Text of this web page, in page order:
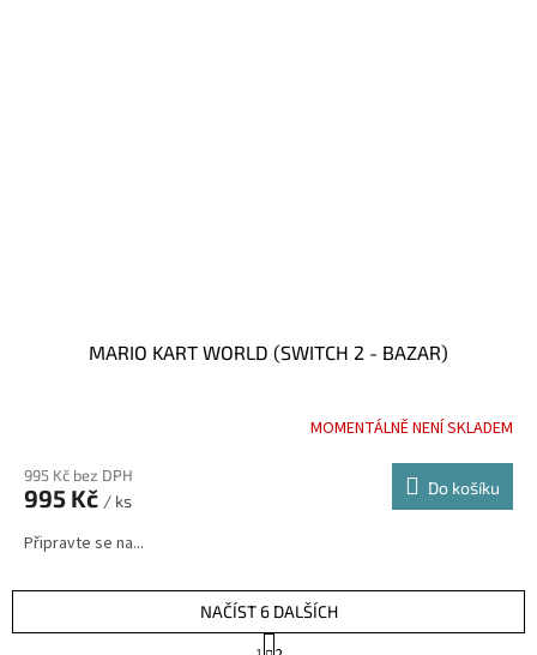
MARIO KART WORLD (SWITCH 2 - BAZAR)
MOMENTÁLNĚ NENÍ SKLADEM
995 Kč bez DPH
995 Kč / ks
Do košíku
Připravte se na...
NAČÍST 6 DALŠÍCH
S